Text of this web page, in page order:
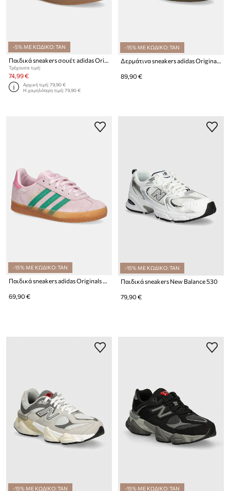
-5% ΜΕ ΚΩΔΙΚΟ: TAN
Τρέχουσα τιμή:
74,99 €
Αρχική τιμή:79,90 €
Η χαμηλότερη τιμή:79,90 €
-15% ΜΕ ΚΩΔΙΚΟ: TAN
Δερμάτινα sneakers adidas Originals Samba OG
89,90 €
-15% ΜΕ ΚΩΔΙΚΟ: TAN
69,90 €
-15% ΜΕ ΚΩΔΙΚΟ: TAN
Παιδικά sneakers New Balance 530
79,90 €
-15% ΜΕ ΚΩΔΙΚΟ: TAN -15% ΜΕ ΚΩΔΙΚΟ: TAN